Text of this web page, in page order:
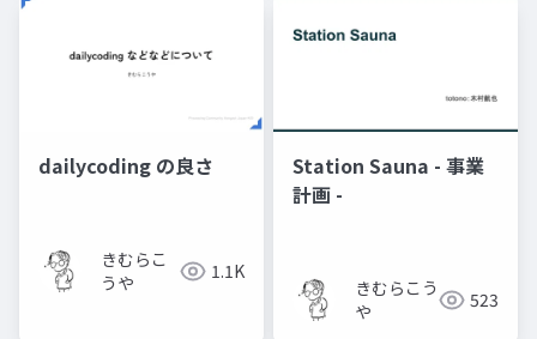
dailycoding の良さ
きむらこ
うや
1.1K
Station Sauna - 事業
計画 -
きむらこう
や
523